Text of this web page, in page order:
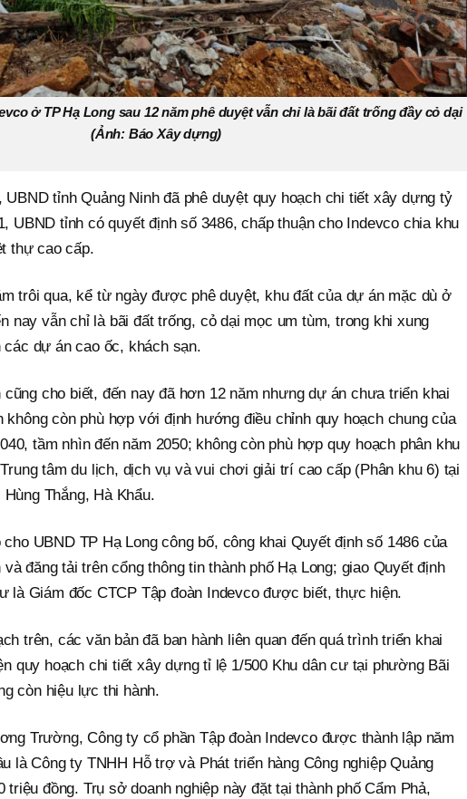
ở TP Hạ Long sau 12 năm phê duyệt vẫn chỉ là bãi đất trống đầy cỏ dại
(Ảnh: Báo Xây dựng)
UBND tỉnh Quảng Ninh đã phê duyệt quy hoạch chi tiết xây dựng tỷ
UBND tỉnh có quyết định số 3486, chấp thuận cho Indevco chia khu
thự cao cấp.
trôi qua, kể từ ngày được phê duyệt, khu đất của dự án mặc dù ở
nay vẫn chỉ là bãi đất trống, cỏ dại mọc um tùm, trong khi xung
dự án cao ốc, khách sạn.
cũng cho biết, đến nay đã hơn 12 năm nhưng dự án chưa triển khai
không còn phù hợp với định hướng điều chỉnh quy hoạch chung của
tầm nhìn đến năm 2050; không còn phù hợp quy hoạch phân khu
tâm du lịch, dịch vụ và vui chơi giải trí cao cấp (Phân khu 6) tại
Thắng, Hà Khẩu.
UBND TP Hạ Long công bố, công khai Quyết định số 1486 của
đăng tải trên cổng thông tin thành phố Hạ Long; giao Quyết định
là Giám đốc CTCP Tập đoàn Indevco được biết, thực hiện.
trên, các văn bản đã ban hành liên quan đến quá trình triển khai
quy hoạch chi tiết xây dựng tỉ lệ 1/500 Khu dân cư tại phường Bãi
còn hiệu lực thi hành.
Trường, Công ty cổ phần Tập đoàn Indevco được thành lập năm
là Công ty TNHH Hỗ trợ và Phát triển hàng Công nghiệp Quảng
triệu đồng. Trụ sở doanh nghiệp này đặt tại thành phố Cẩm Phả,